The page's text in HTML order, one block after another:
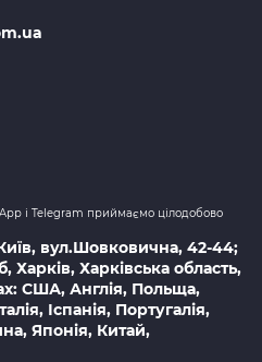
і Telegram приймаємо цілодобово
вул.Шовковична, 42-44;
Харків, Харківська область,
США, Англія, Польща,
Іспанія, Португалія,
Японія, Китай,